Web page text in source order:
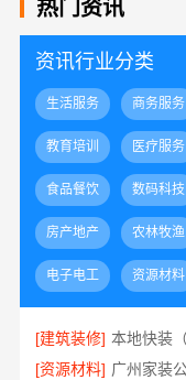
热门资讯
资讯行业分类
生活服务 商务服务
教育培训 医疗服务
食品餐饮 数码科技
房产地产 农林牧渔
电子电工 资源材料
[建筑装修]
[资源材料]